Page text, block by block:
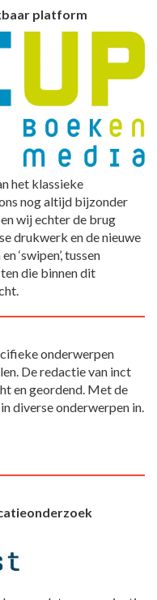
platform
het klassieke
nog altijd bijzonder
wij echter de brug
drukwerk en de nieuwe
‘swipen’, tussen
die binnen dit
onderwerpen
De redactie van inct
en geordend. Met de
diverse onderwerpen in.